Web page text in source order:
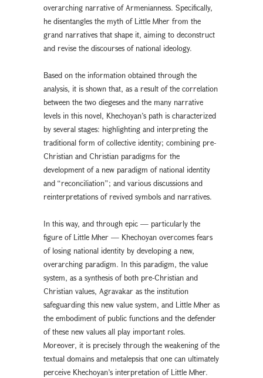
overarching narrative of Armenianness. Specifically,
he disentangles the myth of Little Mher from the
grand narratives that shape it, aiming to deconstruct
and revise the discourses of national ideology.
Based on the information obtained through the
analysis, it is shown that, as a result of the correlation
between the two diegeses and the many narrative
levels in this novel, Khechoyan’s path is characterized
by several stages: highlighting and interpreting the
traditional form of collective identity; combining pre-
Christian and Christian paradigms for the
development of a new paradigm of national identity
and “reconciliation”; and various discussions and
reinterpretations of revived symbols and narratives.
In this way, and through epic — particularly the
figure of Little Mher — Khechoyan overcomes fears
of losing national identity by developing a new,
overarching paradigm. In this paradigm, the value
system, as a synthesis of both pre-Christian and
Christian values, Agravakar as the institution
safeguarding this new value system, and Little Mher as
the embodiment of public functions and the defender
of these new values all play important roles.
Moreover, it is precisely through the weakening of the
textual domains and metalepsis that one can ultimately
perceive Khechoyan’s interpretation of Little Mher.